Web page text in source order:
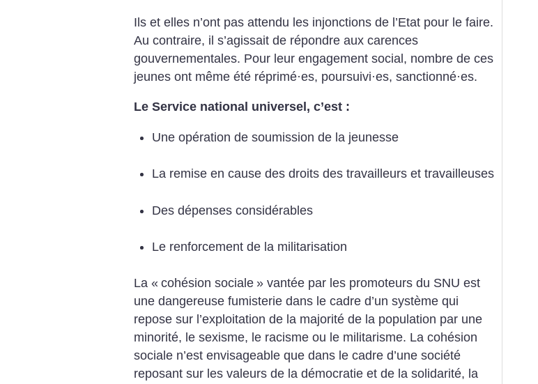
Ils et elles n’ont pas attendu les injonctions de l’Etat pour le faire.
Au contraire, il s’agissait de répondre aux carences
gouvernementales. Pour leur engagement social, nombre de ces
jeunes ont même été réprimé·es, poursuivi·es, sanctionné·es.
Le Service national universel, c’est :
Une opération de soumission de la jeunesse
La remise en cause des droits des travailleurs et travailleuses
Des dépenses considérables
Le renforcement de la militarisation
La « cohésion sociale » vantée par les promoteurs du SNU est
une dangereuse fumisterie dans le cadre d’un système qui
repose sur l’exploitation de la majorité de la population par une
minorité, le sexisme, le racisme ou le militarisme. La cohésion
sociale n’est envisageable que dans le cadre d’une société
reposant sur les valeurs de la démocratie et de la solidarité, la